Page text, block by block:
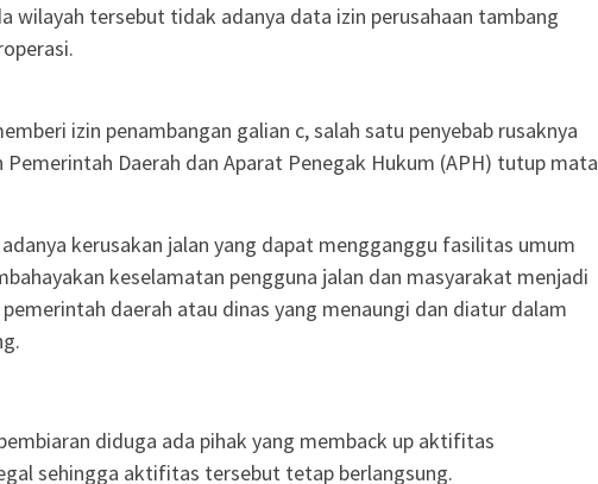
wilayah tersebut tidak adanya data izin perusahaan tambang
izin penambangan galian c, salah satu penyebab rusaknya
Pemerintah Daerah dan Aparat Penegak Hukum (APH) tutup mata
kerusakan jalan yang dapat mengganggu fasilitas umum
keselamatan pengguna jalan dan masyarakat menjadi
daerah atau dinas yang menaungi dan diatur dalam
diduga ada pihak yang memback up aktifitas
sehingga aktifitas tersebut tetap berlangsung.